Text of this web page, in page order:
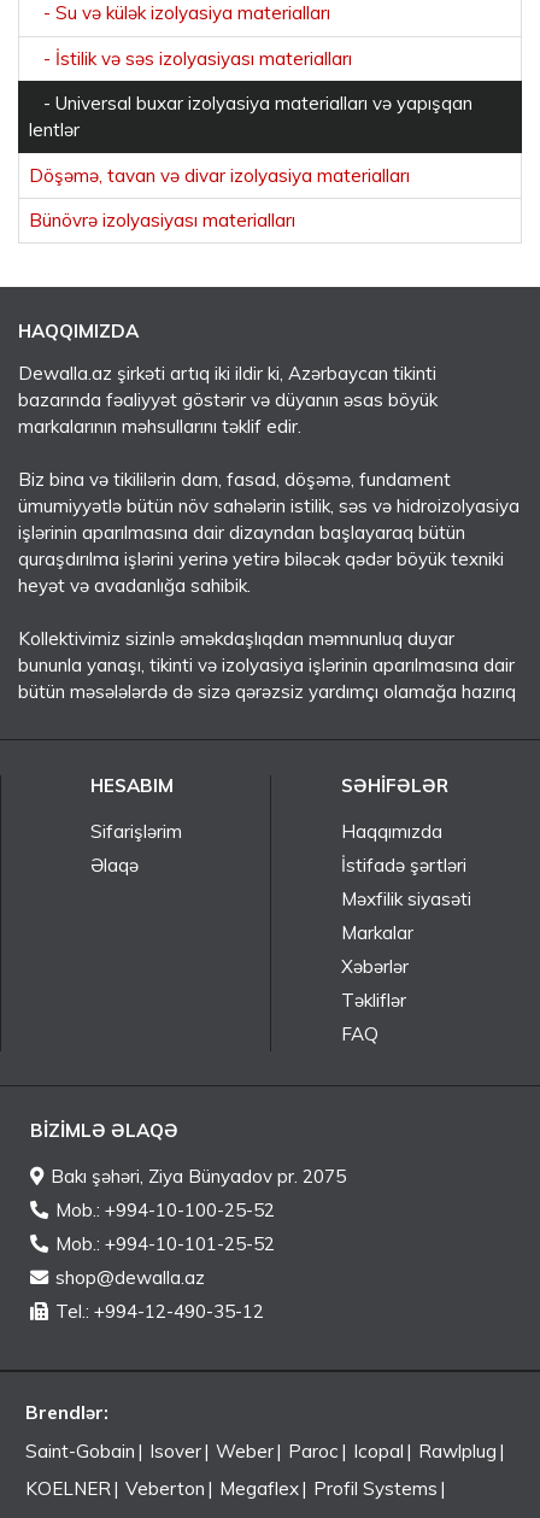
- Su və külək izolyasiya materialları
- İstilik və səs izolyasiyası materialları
- Universal buxar izolyasiya materialları və yapışqan
lentlər
Döşəmə, tavan və divar izolyasiya materialları
Bünövrə izolyasiyası materialları
HAQQIMIZDA
Dewalla.az şirkəti artıq iki ildir ki, Azərbaycan tikinti
bazarında fəaliyyət göstərir və düyanın əsas böyük
markalarının məhsullarını təklif edir.
Biz bina və tikililərin dam, fasad, döşəmə, fundament
ümumiyyətlə bütün növ sahələrin istilik, səs və hidroizolyasiya
işlərinin aparılmasına dair dizayndan başlayaraq bütün
quraşdırılma işlərini yerinə yetirə biləcək qədər böyük texniki
heyət və avadanlığa sahibik.
Kollektivimiz sizinlə əməkdaşlıqdan məmnunluq duyar
bununla yanaşı, tikinti və izolyasiya işlərinin aparılmasına dair
bütün məsələlərdə də sizə qərəzsiz yardımçı olamağa hazırıq
HESABIM
Sifarişlərim
Əlaqə
SƏHIFƏLƏR
Haqqımızda
İstifadə şərtləri
Məxfilik siyasəti
Markalar
Xəbərlər
Təkliflər
FAQ
BIZIMLƏ ƏLAQƏ
Bakı şəhəri, Ziya Bünyadov pr. 2075
Mob.: +994-10-100-25-52
Mob.: +994-10-101-25-52
shop@dewalla.az
Tel.: +994-12-490-35-12
Brendlər:
Saint-Gobain
Isover Weber Paroc Icopal
Rawlplug
KOELNER
Veberton Megaflex
Profil Systems